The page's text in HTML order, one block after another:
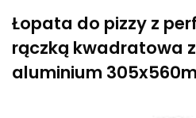
Łopata do pizzy z
rączką kwadratowa
aluminium